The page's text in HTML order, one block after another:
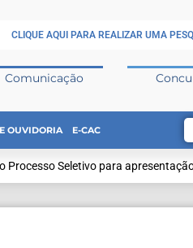
CLIQUE AQUI PARA REALIZAR UMA
Comunicação
OUVIDORIA E-CAC
Processo Seletivo para